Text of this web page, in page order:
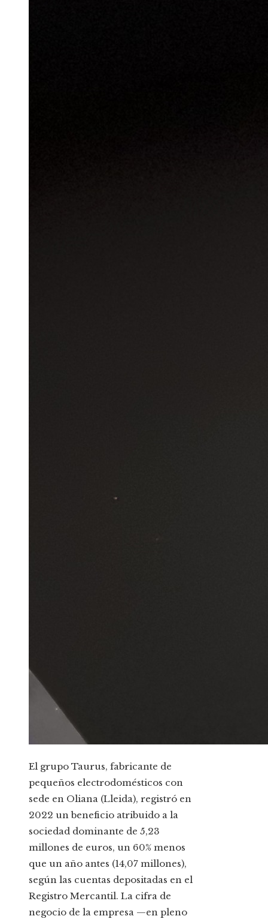
El grupo Taurus, fabricante de
pequeños electrodomésticos con
sede en Oliana (Lleida), registró en
2022 un beneficio atribuido a la
sociedad dominante de 5,23
millones de euros, un 60% menos
que un año antes (14,07 millones),
según las cuentas depositadas en el
Registro Mercantil. La cifra de
negocio de la empresa —en pleno